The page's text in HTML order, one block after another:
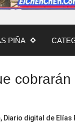
PIÑA
Diario digital de Elías